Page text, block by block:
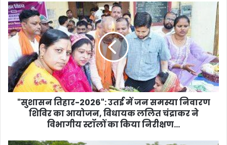
"सुशासन
तिहार-2026":
उतई
में
समस्या
निवारण
शिविर
का
आयोजन,
"सुशासन तिहार-2026": उतई में जन समस्या निवारण
शिविर का आयोजन, विधायक ललित चंद्राकर ने
विभागीय स्टॉलों का किया निरीक्षण...